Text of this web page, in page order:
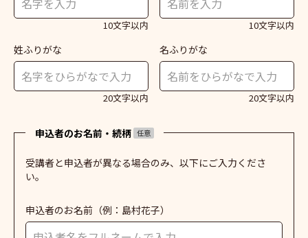
10文字以内 10文字以内
姓ふりがな
20文字以内
名ふりがな
20文字以内
申込者のお名前・続柄 任意
受講者と申込者が異なる場合のみ、以下にご入力くださ
い。
申込者のお名前 （例：島村花子）